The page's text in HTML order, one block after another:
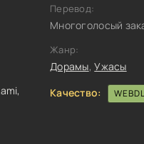
Перевод:
Многоголосый
Жанр:
Дорамы,Ужасы
Качество:
WEBDL